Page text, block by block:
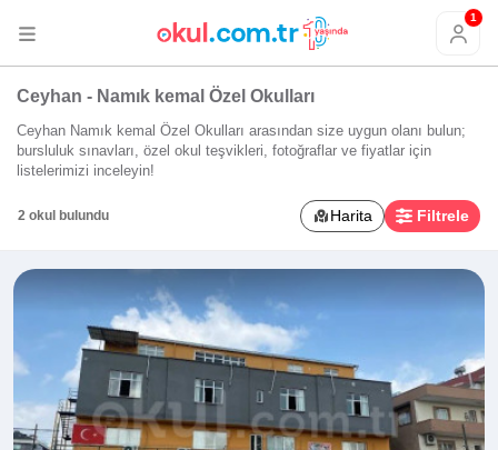
1
Ceyhan - Namık kemal Özel Okulları
Ceyhan Namık kemal Özel Okulları arasından size uygun olanı bulun;
bursluluk sınavları, özel okul teşvikleri, fotoğraflar ve fiyatlar için
listelerimizi inceleyin!
2 okul bulundu Harita Filtrele